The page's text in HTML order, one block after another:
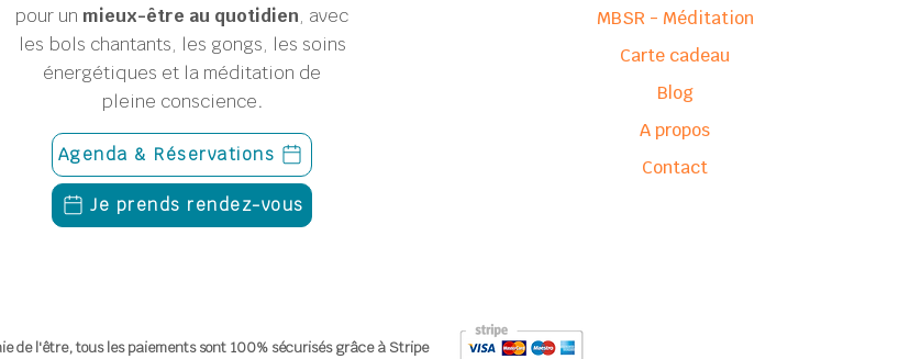
pour un mieux-être au quotidien, avec
les bols chantants, les gongs, les soins
énergétiques et la méditation de
pleine conscience.
Agenda & Réservations
Je prends rendez-vous
MBSR - Méditation
Carte cadeau
Blog
A propos
Contact
de l'être, tous les paiements sont 100% sécurisés grâce à Stripe